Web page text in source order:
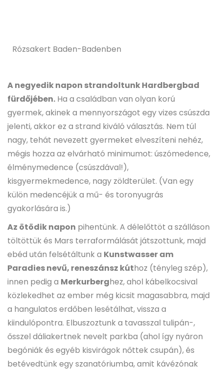
Rózsakert Baden-Badenben
A negyedik napon strandoltunk Hardbergbad
fürdőjében. Ha a családban van olyan korú
gyermek, akinek a mennyországot egy vizes csúszda
jelenti, akkor ez a strand kiváló választás. Nem túl
nagy, tehát nevezett gyermeket elveszíteni nehéz,
mégis hozza az elvárható minimumot: úszómedence,
élménymedence (csúszdával!),
kisgyermekmedence, nagy zöldterület. (Van egy
külön medencéjük a mű- és toronyugrás
gyakorlására is.)
Az ötödik napon pihentünk. A délelőttöt a szálláson
töltöttük és Mars terraformálását játszottunk, majd
ebéd után felsétáltunk a Kunstwasser am
Paradies nevű, reneszánsz kúthoz (tényleg szép),
innen pedig a Merkurberghez, ahol kábelkocsival
közlekedhet az ember még kicsit magasabbra, majd
a hangulatos erdőben lesétálhat, vissza a
kiindulópontra. Elbuszoztunk a tavasszal tulipán-,
ősszel dáliakertnek nevelt parkba (ahol így nyáron
begóniák és egyéb kisvirágok nőttek csupán), és
betévedtünk egy szanatóriumba, amit kávézónak